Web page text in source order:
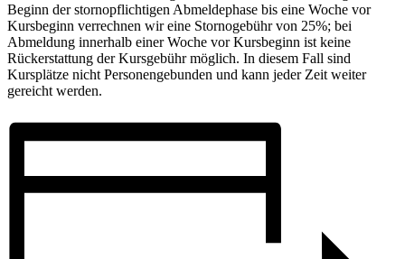
Beginn der stornopflichtigen Abmeldephase bis eine Woche vor
Kursbeginn verrechnen wir eine Stornogebühr von 25%; bei
Abmeldung innerhalb einer Woche vor Kursbeginn ist keine
Rückerstattung der Kursgebühr möglich. In diesem Fall sind
Kursplätze nicht Personengebunden und kann jeder Zeit weiter
gereicht werden.